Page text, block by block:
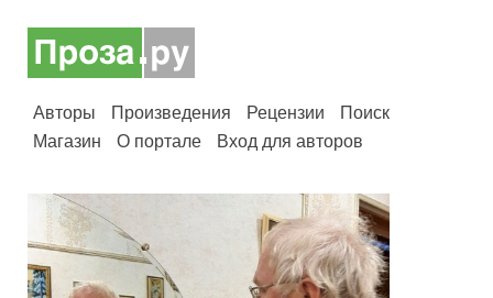
Авторы Произведения Рецензии
Поиск
Магазин
О портале Вход для авторов